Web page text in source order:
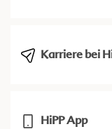
Karriere bei
HiPP App